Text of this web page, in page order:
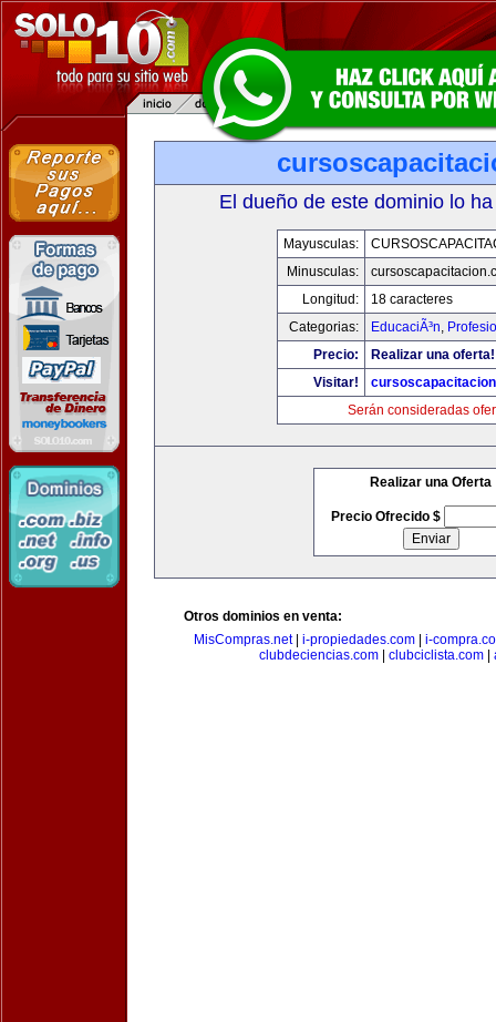
El dueño de este dominio lo
Mayusculas:
Minusculas:
Longitud:
18 caracteres
Categorias:
EducaciÃ³n,
Precio:
Realizar una oferta!
Visitar!
Serán consideradas
Realizar una Oferta
Precio Ofrecido $
Otros dominios en venta:
MisCompras.net| i-propiedades.com| i-
clubdeciencias.com
clubciclista.com